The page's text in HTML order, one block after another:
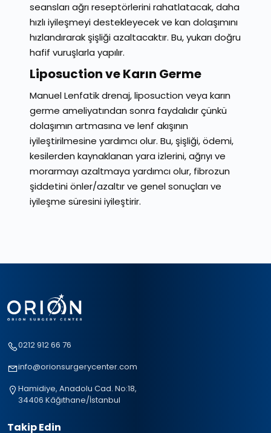
seansları ağrı reseptörlerini rahatlatacak, daha
hızlı iyileşmeyi destekleyecek ve kan dolaşımını
hızlandırarak şişliği azaltacaktır. Bu, yukarı doğru
hafif vuruşlarla yapılır.
Liposuction ve Karın Germe
Manuel Lenfatik drenaj, liposuction veya karın
germe ameliyatından sonra faydalıdır çünkü
dolaşımın artmasına ve lenf akışının
iyileştirilmesine yardımcı olur. Bu, şişliği, ödemi,
kesilerden kaynaklanan yara izlerini, ağrıyı ve
morarmayı azaltmaya yardımcı olur, fibrozun
şiddetini önler/azaltır ve genel sonuçları ve
iyileşme süresini iyileştirir.
0212 912 66 76
info@orionsurgerycenter.com
Hamidiye, Anadolu Cad. No:18,
34406 Kâğıthane/İstanbul
Takip Edin